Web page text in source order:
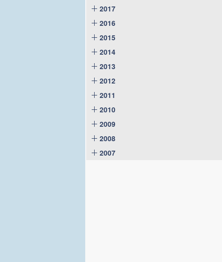
2017
2016
2015
2014
2013
2012
2011
2010
2009
2008
2007